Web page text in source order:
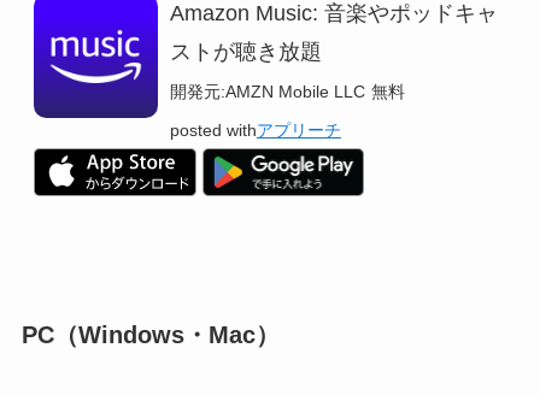
Amazon Music: 音楽やポッドキャ
ストが聴き放題
開発元:AMZN Mobile LLC 無料
posted withアプリーチ
PC（Windows・Mac）